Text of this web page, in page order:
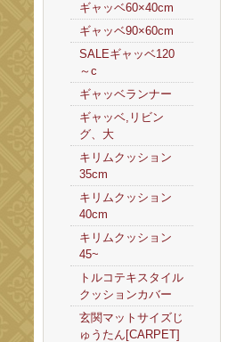
ギャッベ60×40cm
ギャッベ90×60cm
SALEギャッベ120
～c
ギャッベランナー
ギャッベ,リビン
グ、大
キリムクッション
35cm
キリムクッション
40cm
キリムクッション
45~
トルコテキスタイル
クッションカバー
玄関マットサイズじ
ゅうたん[CARPET]